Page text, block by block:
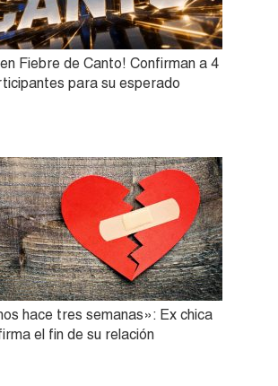
Fiebre de Canto! Confirman a 4
para su esperado
hace tres semanas»: Ex chica
el fin de su relación